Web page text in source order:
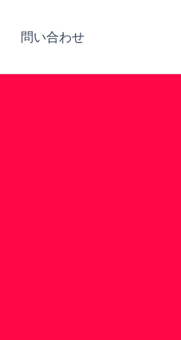
問い合わせ